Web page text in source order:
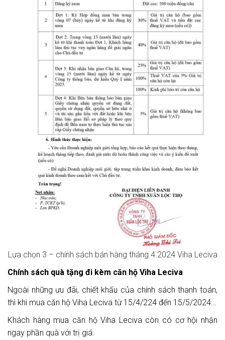
Lựa chọn 3 – chính sách bán hàng tháng 4.2024 Viha Leciva
Chính sách quà tặng đi kèm căn hộ Viha Leciva
Ngoài những ưu đãi, chiết khấu của chính sách thanh toán,
thì khi mua căn hộ Viha Leciva từ 15/4/224 đến 15/5/2024…
Khách hàng mua căn hộ Viha Leciva còn có cơ hội nhận
ngay phần quà với trị giá: